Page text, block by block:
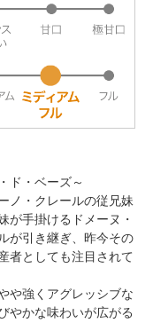
ド・ベーズ～
ノ・クレールの従兄妹
が手掛けるドメーヌ・
が引き継ぎ、昨今その
者としても注目されて
や強くアグレッシブな
やかな味わいが広がる